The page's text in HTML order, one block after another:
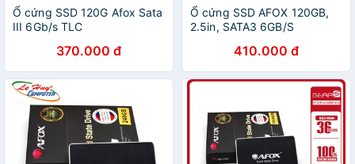
Ổ cứng SSD 120G Afox Sata
III 6Gb/s TLC
370.000 đ
Ổ cứng SSD AFOX 120GB,
2.5in, SATA3 6GB/S
410.000 đ